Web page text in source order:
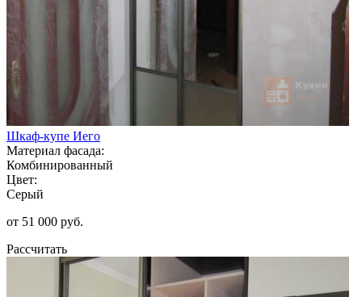
Шкаф-купе Иего
Материал фасада:
Комбинированный
Цвет:
Серый
от 51 000 руб.
Рассчитать